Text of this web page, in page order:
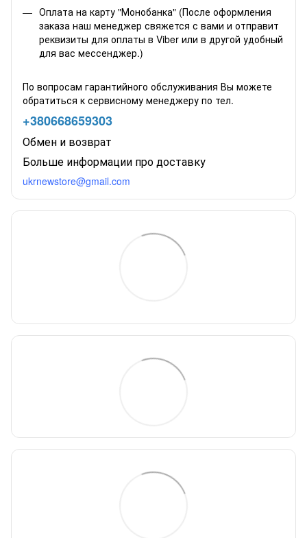
Оплата на карту "Монобанка" (После оформления
заказа наш менеджер свяжется с вами и отправит
реквизиты для оплаты в Viber или в другой удобный
для вас мессенджер.)
По вопросам гарантийного обслуживания Вы можете
обратиться к сервисному менеджеру по тел.
+380668659303
Обмен и возврат
Больше информации про доставку
ukrnewstore@gmail.com